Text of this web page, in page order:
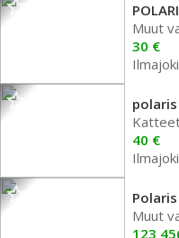
Muut
30 €
Ilmajoki
40 €
Ilmajoki
Muut
123